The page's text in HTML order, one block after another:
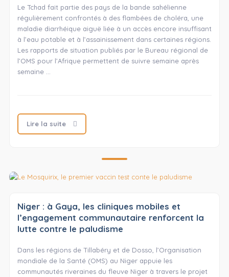
Le Tchad fait partie des pays de la bande sahélienne
régulièrement confrontés à des flambées de choléra, une
maladie diarrhéique aiguë liée à un accès encore insuffisant
à l’eau potable et à l’assainissement dans certaines régions.
Les rapports de situation publiés par le Bureau régional de
l’OMS pour l’Afrique permettent de suivre semaine après
semaine …
Lire la suite
Niger : à Gaya, les cliniques mobiles et
l’engagement communautaire renforcent la
lutte contre le paludisme
Dans les régions de Tillabéry et de Dosso, l’Organisation
mondiale de la Santé (OMS) au Niger appuie les
communautés riveraines du fleuve Niger à travers le projet